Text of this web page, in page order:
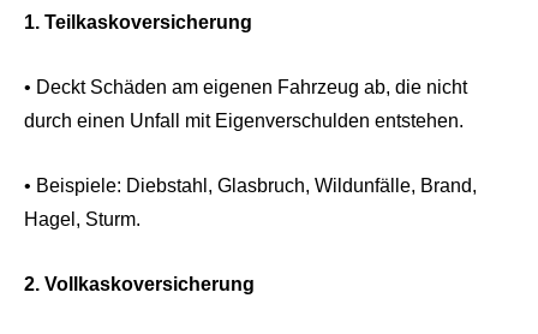
1. Teilkaskoversicherung
• Deckt Schäden am eigenen Fahrzeug ab, die nicht
durch einen Unfall mit Eigenverschulden entstehen.
• Beispiele: Diebstahl, Glasbruch, Wildunfälle, Brand,
Hagel, Sturm.
2. Vollkaskoversicherung